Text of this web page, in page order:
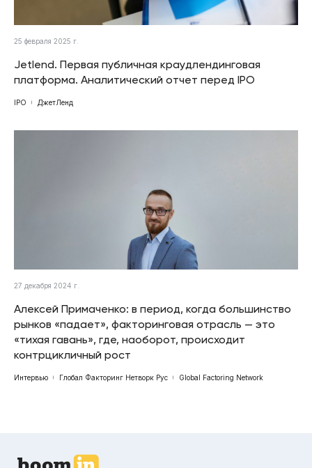
25 февраля 2025 г.
Jetlend. Первая публичная краудлендинговая
платформа. Аналитический отчет перед IPO
IPO ДжетЛенд
27 декабря 2024 г.
Алексей Примаченко: в период, когда большинство
рынков «падает», факторинговая отрасль — это
«тихая гавань», где, наоборот, происходит
контрцикличный рост
Интервью Глобал Факторинг Нетворк Рус Global Factoring Network